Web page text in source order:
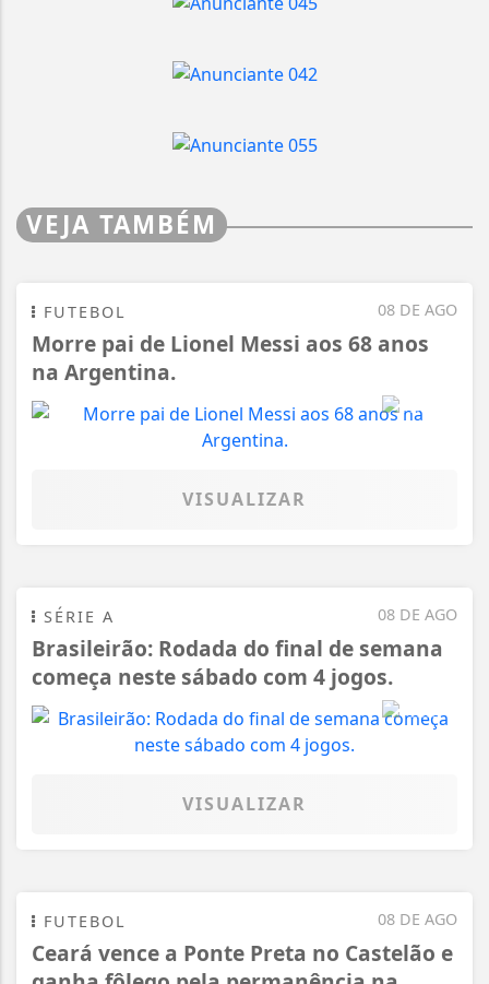
VEJA TAMBÉM
08 DE AGO
FUTEBOL
Morre pai de Lionel Messi aos 68 anos
na Argentina.
VISUALIZAR
08 DE AGO
SÉRIE A
Brasileirão: Rodada do final de semana
começa neste sábado com 4 jogos.
VISUALIZAR
08 DE AGO
FUTEBOL
Ceará vence a Ponte Preta no Castelão e